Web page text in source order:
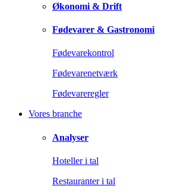
Økonomi & Drift
Fødevarer & Gastronomi
Fødevarekontrol
Fødevarenetværk
Fødevareregler
Vores branche
Analyser
Hoteller i tal
Restauranter i tal